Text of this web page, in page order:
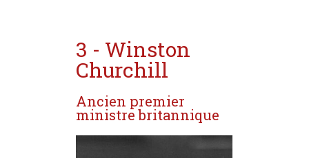
3 - Winston
Churchill
Ancien premier
ministre britannique